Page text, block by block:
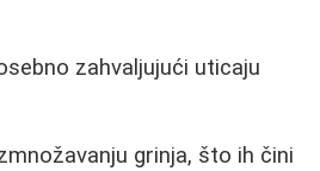
zahvaljujući uticaju
grinja, što ih čini